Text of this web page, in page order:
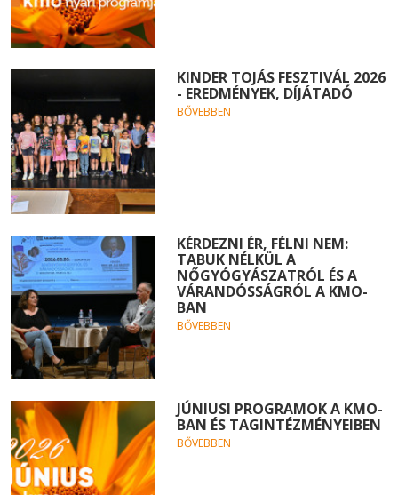
KINDER TOJÁS FESZTIVÁL 2026
- EREDMÉNYEK, DÍJÁTADÓ
BŐVEBBEN
KÉRDEZNI ÉR, FÉLNI NEM:
TABUK NÉLKÜL A
NŐGYÓGYÁSZATRÓL ÉS A
VÁRANDÓSSÁGRÓL A KMO-
BAN
BŐVEBBEN
JÚNIUSI PROGRAMOK A KMO-
BAN ÉS TAGINTÉZMÉNYEIBEN
BŐVEBBEN